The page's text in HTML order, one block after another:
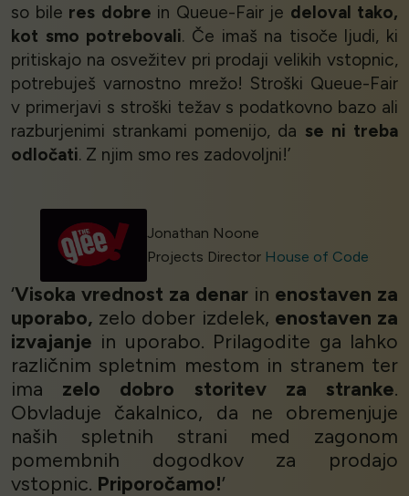
so bile res dobre in Queue-Fair je deloval tako,
kot smo potrebovali. Če imaš na tisoče ljudi, ki
pritiskajo na osvežitev pri prodaji velikih vstopnic,
potrebuješ varnostno mrežo! Stroški Queue-Fair
v primerjavi s stroški težav s podatkovno bazo ali
razburjenimi strankami pomenijo, da se ni treba
odločati. Z njim smo res zadovoljni!’
Jonathan Noone
Projects Director House of Code
‘Visoka vrednost za denar in enostaven za
uporabo, zelo dober izdelek, enostaven za
izvajanje in uporabo. Prilagodite ga lahko
različnim spletnim mestom in stranem ter
ima zelo dobro storitev za stranke.
Obvladuje čakalnico, da ne obremenjuje
naših spletnih strani med zagonom
pomembnih dogodkov za prodajo
vstopnic. Priporočamo!’